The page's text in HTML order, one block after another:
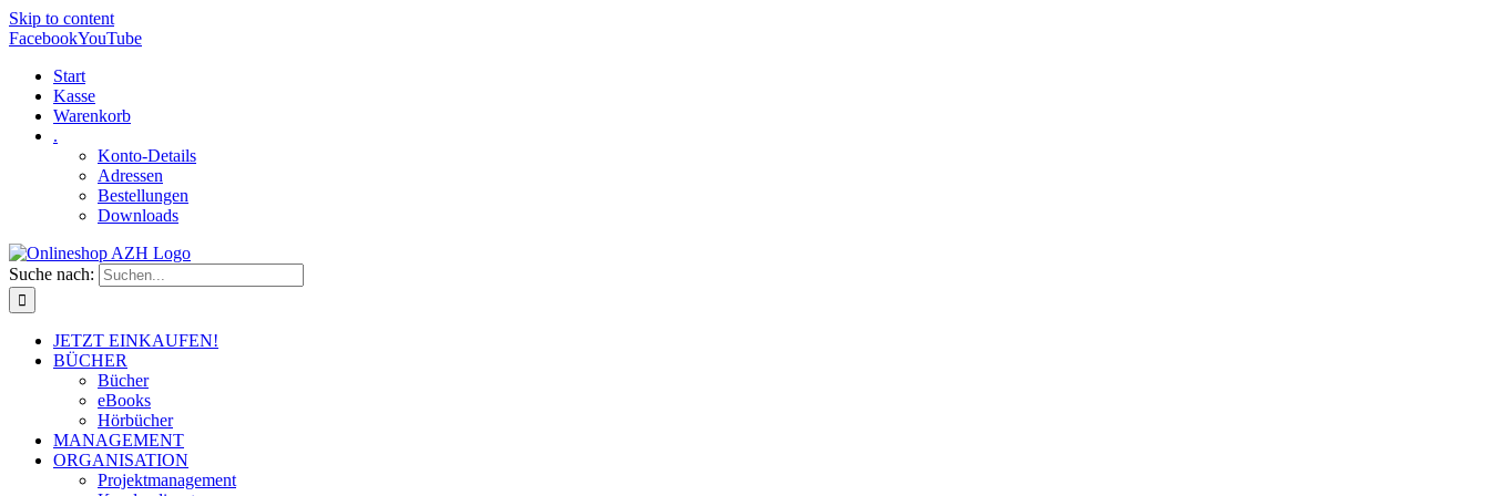
Skip to content
FacebookYouTube
Start
Kasse
Warenkorb
.
Konto-Details
Adressen
Bestellungen
Downloads
Suche nach:
JETZT EINKAUFEN!
BÜCHER
Bücher
eBooks
Hörbücher
MANAGEMENT
ORGANISATION
Projektmanagement